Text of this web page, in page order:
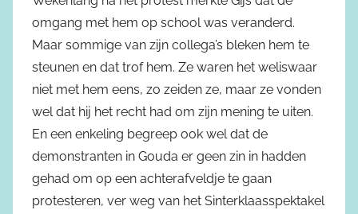
omgang met hem op school was veranderd.
Maar sommige van zijn collega’s bleken hem te
steunen en dat trof hem. Ze waren het weliswaar
niet met hem eens, zo zeiden ze, maar ze vonden
wel dat hij het recht had om zijn mening te uiten.
En een enkeling begreep ook wel dat de
demonstranten in Gouda er geen zin in hadden
gehad om op een achterafveldje te gaan
protesteren, ver weg van het Sinterklaasspektakel